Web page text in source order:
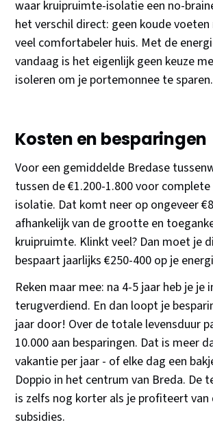
waar kruipruimte-isolatie een no-
het verschil direct: geen koude voeten
veel comfortabeler huis. Met de
vandaag is het eigenlijk geen keuze
isoleren om je portemonnee te sparen.
Kosten en besparingen
Voor een gemiddelde Bredase
tussen de €1.200-1.800 voor
isolatie. Dat komt neer op ongeveer
afhankelijk van de grootte en
kruipruimte. Klinkt veel? Dan moet je
bespaart jaarlijks €250-400 op je
Reken maar mee: na 4-5 jaar heb je je
terugverdiend. En dan loopt je
jaar door! Over de totale levensduur
10.000 aan besparingen. Dat is meer
vakantie per jaar - of elke dag een
Doppio in het centrum van Breda. De
is zelfs nog korter als je profiteert van
subsidies.